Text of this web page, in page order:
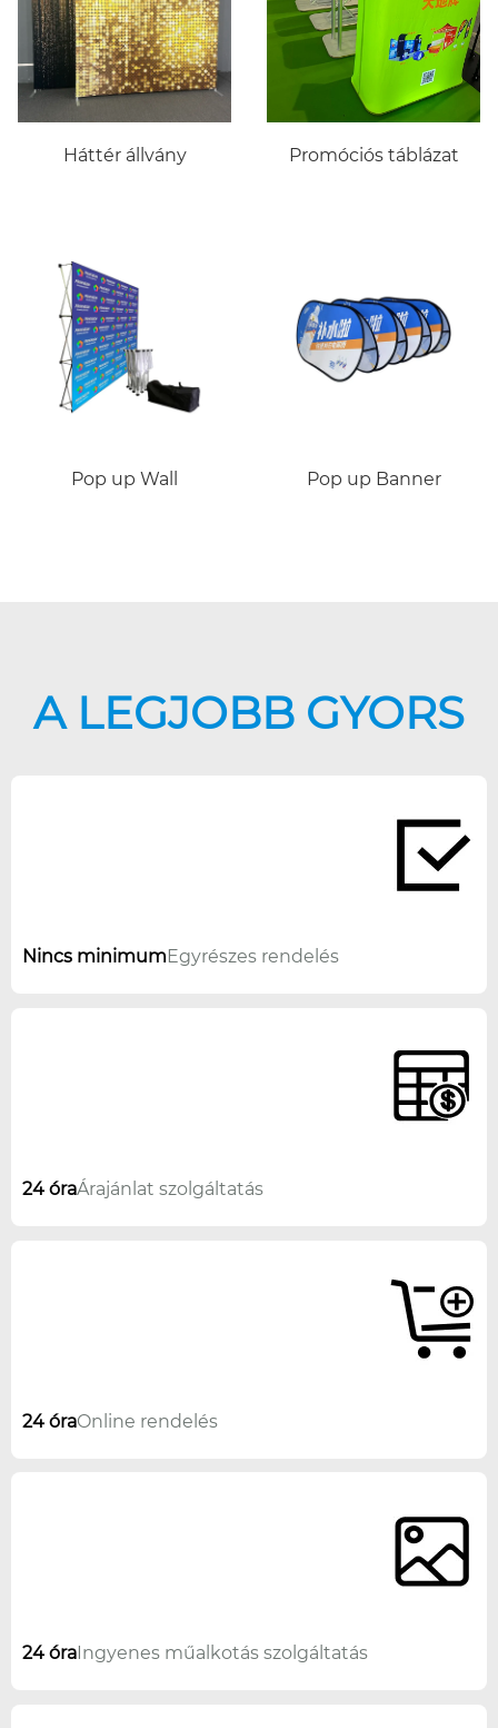
Háttér állvány Promóciós táblázat
Pop up Wall Pop up Banner
A LEGJOBB GYORS
Nincs minimumEgyrészes rendelés
24 óraÁrajánlat szolgáltatás
24 óraOnline rendelés
24 óra Ingyenes műalkotás szolgáltatás